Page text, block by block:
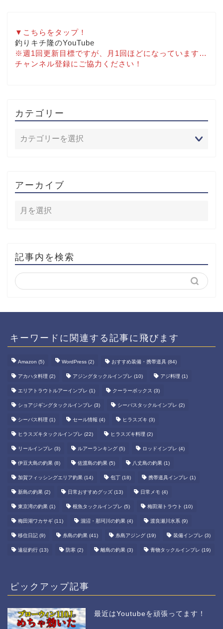
▼こちらをタップ！
釣りキチ隆のYouTube
※週1回更新目標ですが、月1回ほどになっています…
チャンネル登録にご協力ください！
カテゴリー
アーカイブ
記事内を検索
キーワードに関連する記事に飛びます
Amazon (5) WordPress (2) おすすめ装備・携帯道具 (84)
アカハタ料理 (2) アジングタックルインプレ (10) アジ料理 (1)
エリアトラウトルアーインプレ (1) クーラーボックス (3)
ショアジギングタックルインプレ (3) シーバスタックルインプレ (2)
シーバス料理 (1) セール情報 (4) ヒラスズキ (3)
ヒラスズキタックルインプレ (22) ヒラスズキ料理 (2)
リールインプレ (3) ルアーランキング (5) ロッドインプレ (4)
伊豆大島の釣果 (8) 佐渡島の釣果 (5) 八丈島の釣果 (1)
加賀フィッシングエリア釣果 (14) 包丁 (18) 携帯道具インプレ (1)
新島の釣果 (2) 日常おすすめグッズ (13) 日常メモ (4)
東京湾の釣果 (1) 根魚タックルインプレ (5) 梅田湖トラウト (10)
梅田湖ワカサギ (11) 涸沼・那珂川の釣果 (4) 渡良瀬川水系 (9)
移住日記 (9) 糸島の釣果 (41) 糸島アジング (19) 装備インプレ (3)
遠征釣行 (13) 防寒 (2) 離島の釣果 (3) 青物タックルインプレ (19)
ピックアップ記事
最近はYoutubeを頑張ってます！